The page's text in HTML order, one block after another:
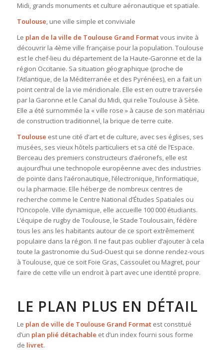
Midi, grands monuments et culture aéronautique et spatiale.
Toulouse , une ville simple et conviviale
Le plan de la ville de Toulouse Grand Formatvous invite à
découvrir la 4ème ville française pour la population. Toulouse
est le chef-lieu du département de la Haute-Garonne et de la
région Occitanie. Sa situation géographique (proche de
l’Atlantique, de la Méditerranée et des Pyrénées), en a fait un
point central de la vie méridionale. Elle est en outre traversée
par la Garonne et le Canal du Midi, qui relie Toulouse à Sète.
Elle a été surnommée la « ville rose » à cause de son matériau
de construction traditionnel, la brique de terre cuite.
Toulouse est une cité d’art et de culture, avec ses églises, ses
musées, ses vieux hôtels particuliers et sa cité de l’Espace.
Berceau des premiers constructeurs d’aéronefs, elle est
aujourd’hui une technopole européenne avec des industries
de pointe dans l’aéronautique, l’électronique, l’informatique,
ou la pharmacie. Elle héberge de nombreux centres de
recherche comme le Centre National d’Études Spatiales ou
l’Oncopole. Ville dynamique, elle accueille 100 000 étudiants.
L’équipe de rugby de Toulouse, le Stade Toulousain, fédère
tous les ans les habitants autour de ce sport extrêmement
populaire dans la région. Il ne faut pas oublier d’ajouter à cela
toute la gastronomie du Sud-Ouest qui se donne rendez-vous
à Toulouse, que ce soit Foie Gras, Cassoulet ou Magret, pour
faire de cette ville un endroit à part avec une identité propre.
LE PLAN PLUS EN DÉTAIL
Le plan de ville de Toulouse Grand Format est constitué
d’un plan plié détachable et d’un index fourni sous forme
de livret.